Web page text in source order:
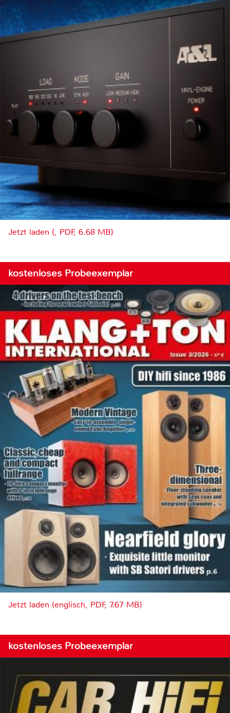
Jetzt laden (, PDF, 6.68 MB)
kostenloses Probeexemplar
Jetzt laden (englisch, PDF, 7.67 MB)
kostenloses Probeexemplar